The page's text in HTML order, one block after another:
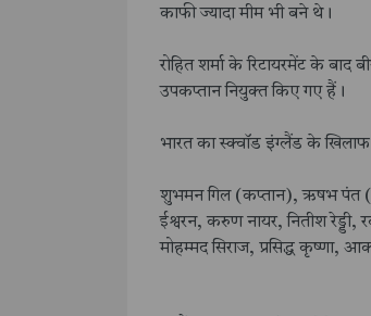
काफी ज्यादा मीम भी बने थे।
रोहित शर्मा के रिटायरमेंट के
उपकप्तान नियुक्त किए गए हैं।
भारत का स्क्वॉड इंग्लैंड के खिलाफ
शुभमन गिल (कप्तान), ऋषभ पंत
ईश्वरन, करुण नायर, नितीश रेड्डी,
मोहम्मद सिराज, प्रसिद्ध कृष्णा,